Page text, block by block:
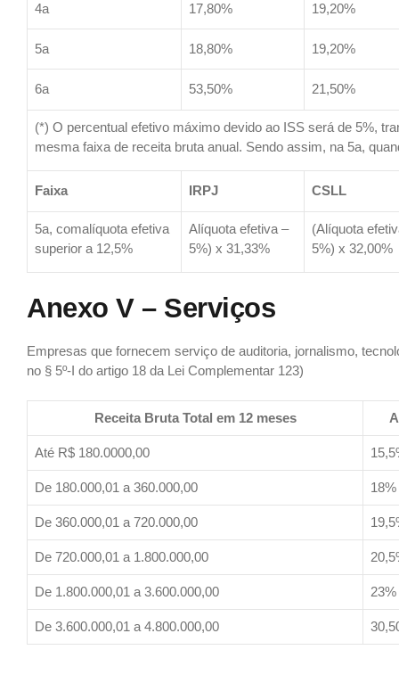
4a 17,80% 19,20%
5a 18,80% 19,20%
6a 53,50% 21,50%
(*) O percentual efetivo máximo devido ao ISS será de 5%,
mesma faixa de receita bruta anual. Sendo assim, na 5a,
Faixa IRPJ CSLL
5a, comalíquota efetiva
superior a 12,5%
Alíquota efetiva –
5%) x 31,33%
(Alíquota
5%) x 32,00%
Anexo V – Serviços
Empresas que fornecem serviço de auditoria, jornalismo,
no § 5º-I do artigo 18 da Lei Complementar 123)
Receita Bruta Total em 12 meses
Até R$ 180.0000,00
De 180.000,01 a 360.000,00 18%
De 360.000,01 a 720.000,00
De 720.000,01 a 1.800.000,00
De 1.800.000,01 a 3.600.000,00 23%
De 3.600.000,01 a 4.800.000,00